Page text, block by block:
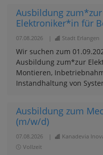
Ausbildung zum*zur
Elektroniker*in für
07.08.2026 Stadt Erlangen
Wir suchen zum
Ausbildung zum*zur
Montieren,
Instandhaltung von
Ausbildung zum
(m/w/d)
07.08.2026 Kanadevia
Vollzeit